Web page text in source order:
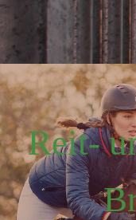
Reit-